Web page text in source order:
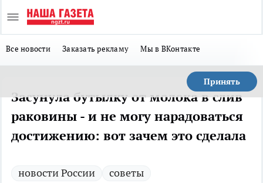
Все новости Заказать рекламу Мы в ВКонтакте
Принять
Засунула бутылку от молока в слив
раковины - и не могу нарадоваться
достижению: вот зачем это сделала
новости России советы